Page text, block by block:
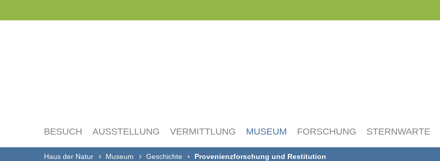
BESUCH AUSSTELLUNG VERMITTLUNG MUSEUM FORSCHUNG STERNWARTE
Haus der Natur Museum Geschichte Provenienzforschung und Restitution